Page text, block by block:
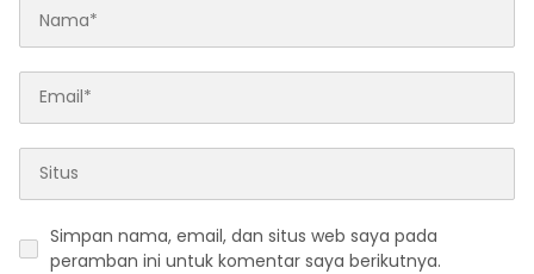
Simpan nama, email, dan situs web saya pada
peramban ini untuk komentar saya berikutnya.